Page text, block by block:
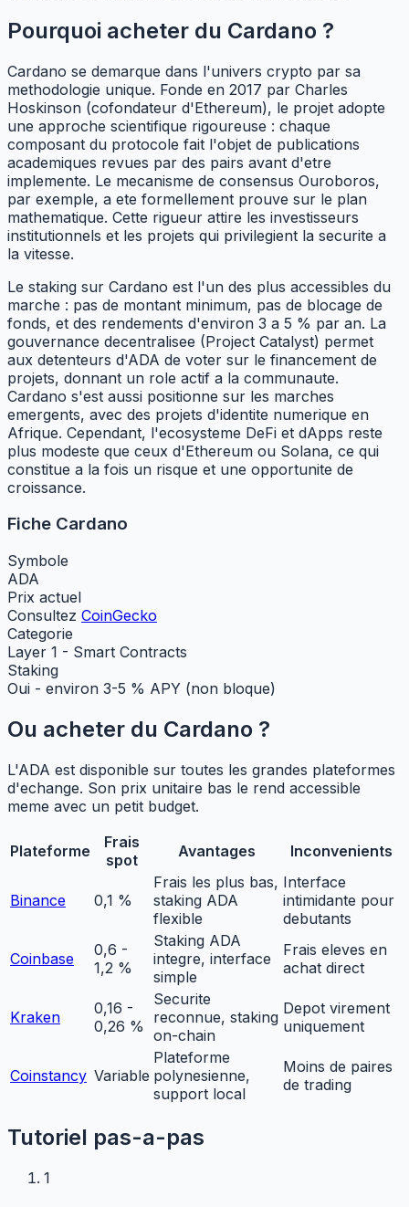
Pourquoi acheter du Cardano ?
Cardano se demarque dans l'univers crypto par sa
methodologie unique. Fonde en 2017 par Charles
Hoskinson (cofondateur d'Ethereum), le projet adopte
une approche scientifique rigoureuse : chaque
composant du protocole fait l'objet de publications
academiques revues par des pairs avant d'etre
implemente. Le mecanisme de consensus Ouroboros,
par exemple, a ete formellement prouve sur le plan
mathematique. Cette rigueur attire les investisseurs
institutionnels et les projets qui privilegient la securite a
la vitesse.
Le staking sur Cardano est l'un des plus accessibles du
marche : pas de montant minimum, pas de blocage de
fonds, et des rendements d'environ 3 a 5 % par an. La
gouvernance decentralisee (Project Catalyst) permet
aux detenteurs d'ADA de voter sur le financement de
projets, donnant un role actif a la communaute.
Cardano s'est aussi positionne sur les marches
emergents, avec des projets d'identite numerique en
Afrique. Cependant, l'ecosysteme DeFi et dApps reste
plus modeste que ceux d'Ethereum ou Solana, ce qui
constitue a la fois un risque et une opportunite de
croissance.
Fiche Cardano
Symbole
ADA
Prix actuel
Consultez CoinGecko
Categorie
Layer 1 - Smart Contracts
Staking
Oui - environ 3-5 % APY (non bloque)
Ou acheter du Cardano ?
L'ADA est disponible sur toutes les grandes plateformes
d'echange. Son prix unitaire bas le rend accessible
meme avec un petit budget.
Plateforme
Frais
spot
Avantages Inconvenients
Binance 0,1 %
Frais les plus bas,
staking ADA
flexible
Interface
intimidante pour
debutants
Coinbase
0,6 -
1,2 %
Staking ADA
integre, interface
simple
Frais eleves en
achat direct
Kraken
0,16 -
0,26 %
Securite
reconnue, staking
on-chain
Depot virement
uniquement
Coinstancy Variable
Plateforme
polynesienne,
support local
Moins de paires
de trading
Tutoriel pas-a-pas
1